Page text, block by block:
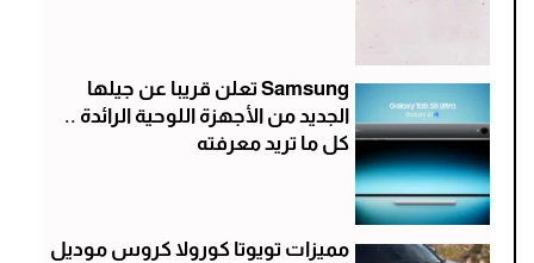
Samsung تعلن قريبا عن جيلها
الجديد من الأجهزة اللوحية الرائدة ..
كل ما تريد معرفته
مميزات تويوتا كورولا كروس موديل